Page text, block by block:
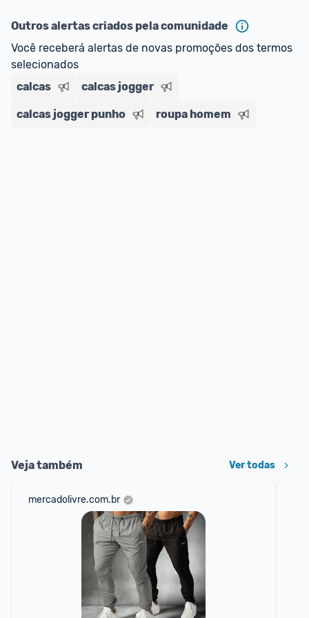
E lembre-se: você sempre pode contar ajuda da
comunidade para tirar dúvidas ou acionar os
nossos Admins marcando
comentário ou através do Fale com o Promobit.
Outros alertas criados pela comunidade
Você receberá alertas de novas promoções dos termos
selecionados
calcas
calcas jogger
calcas jogger punho roupa homem
Veja também Ver todas
mercadolivre.com.br